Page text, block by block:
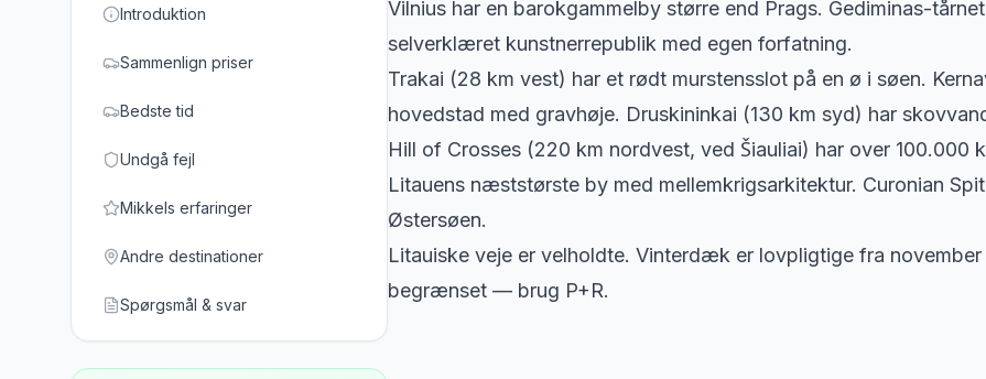
Introduktion
Sammenlign priser
Bedste tid
Undgå fejl
Mikkels erfaringer
Andre destinationer
Spørgsmål & svar
Vilnius har en barokgammelby større end Prags. Gediminas-
selverklæret kunstnerrepublik med egen forfatning.
Trakai (28 km vest) har et rødt murstensslot på en ø i søen.
hovedstad med gravhøje. Druskininkai (130 km syd) har
Hill of Crosses (220 km nordvest, ved Šiauliai) har over 100.000
Litauens næststørste by med mellemkrigsarkitektur. Curonian
Østersøen.
Litauiske veje er velholdte. Vinterdæk er lovpligtige fra
begrænset — brug P+R.